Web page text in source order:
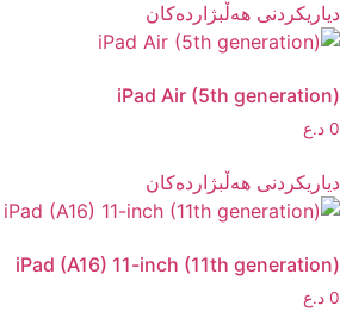
دیاریکردنی هەڵبژاردەکان
iPad Air (5th generation)
0 د.ع
دیاریکردنی هەڵبژاردەکان
iPad (A16) 11-inch (11th generation)
0 د.ع